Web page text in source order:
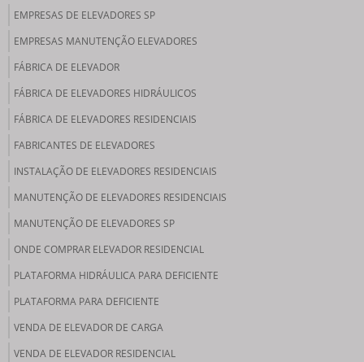
EMPRESAS DE ELEVADORES SP
EMPRESAS MANUTENÇÃO ELEVADORES
FÁBRICA DE ELEVADOR
FÁBRICA DE ELEVADORES HIDRÁULICOS
FÁBRICA DE ELEVADORES RESIDENCIAIS
FABRICANTES DE ELEVADORES
INSTALAÇÃO DE ELEVADORES RESIDENCIAIS
MANUTENÇÃO DE ELEVADORES RESIDENCIAIS
MANUTENÇÃO DE ELEVADORES SP
ONDE COMPRAR ELEVADOR RESIDENCIAL
PLATAFORMA HIDRÁULICA PARA DEFICIENTE
PLATAFORMA PARA DEFICIENTE
VENDA DE ELEVADOR DE CARGA
VENDA DE ELEVADOR RESIDENCIAL